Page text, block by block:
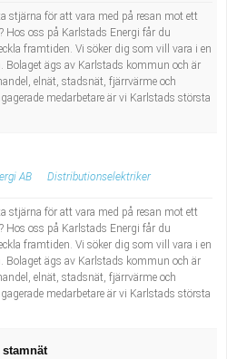
o specialavd. o mottagning
stjärna för att vara med på resan mot ett
Hos oss på Karlstads Energi får du
framtiden. Vi söker dig som vill vara i en
Bolaget ägs av Karlstads kommun och är
elnät, stadsnät, fjärrvärme och
medarbetare är vi Karlstads största
AB Distributionselektriker
stjärna för att vara med på resan mot ett
Hos oss på Karlstads Energi får du
framtiden. Vi söker dig som vill vara i en
Bolaget ägs av Karlstads kommun och är
elnät, stadsnät, fjärrvärme och
medarbetare är vi Karlstads största